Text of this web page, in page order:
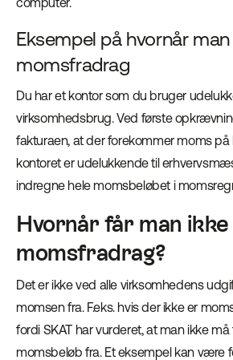
Eksempel på hvornår
momsfradrag
Du har et kontor som du bruger
virksomhedsbrug. Ved første
fakturaen, at der forekommer moms
kontoret er udelukkende til
indregne hele momsbeløbet i
Hvornår får man ikke
momsfradrag?
Det er ikke ved alle virksomhedens
momsen fra. F.eks. hvis der ikke er
fordi SKAT har vurderet, at man ikke
momsbeløb fra. Et eksempel kan være